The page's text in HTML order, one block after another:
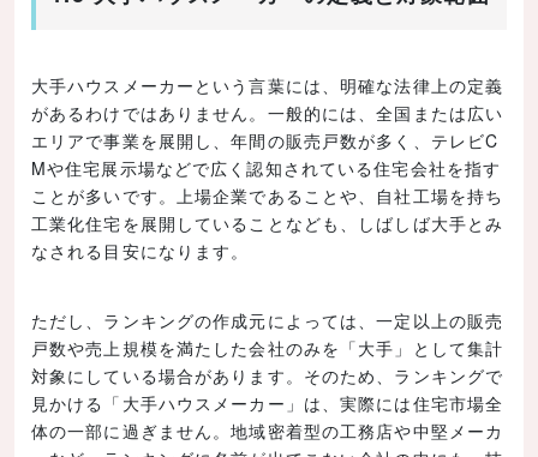
大手ハウスメーカーという言葉には、明確な法律上の定義
があるわけではありません。一般的には、全国または広い
エリアで事業を展開し、年間の販売戸数が多く、テレビC
Mや住宅展示場などで広く認知されている住宅会社を指す
ことが多いです。上場企業であることや、自社工場を持ち
工業化住宅を展開していることなども、しばしば大手とみ
なされる目安になります。
ただし、ランキングの作成元によっては、一定以上の販売
戸数や売上規模を満たした会社のみを「大手」として集計
対象にしている場合があります。そのため、ランキングで
見かける「大手ハウスメーカー」は、実際には住宅市場全
体の一部に過ぎません。地域密着型の工務店や中堅メーカ